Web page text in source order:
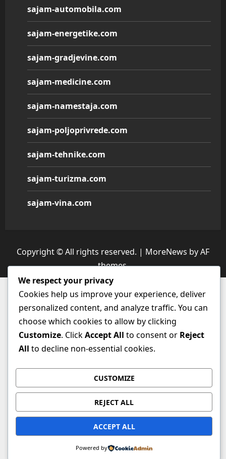
sajam-automobila.com
sajam-energetike.com
sajam-gradjevine.com
sajam-medicine.com
sajam-namestaja.com
sajam-poljoprivrede.com
sajam-tehnike.com
sajam-turizma.com
sajam-vina.com
Copyright © All rights reserved. | MoreNews by AF
themes.
We respect your privacy
Cookies help us improve your experience, deliver
personalized content, and analyze traffic. You can
choose which cookies to allow by clicking
Customize. ClickAccept All to consent or Reject
All to decline non-essential cookies.
CUSTOMIZE
REJECT ALL
ACCEPT ALL
Powered by